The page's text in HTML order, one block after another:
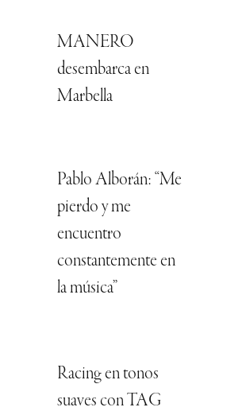
MANERO
desembarca en
Marbella
Pablo Alborán: “Me
pierdo y me
encuentro
constantemente en
la música”
Racing en tonos
suaves con TAG